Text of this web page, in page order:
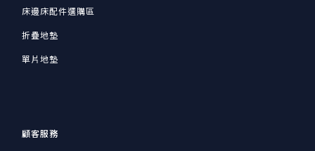
床邊床配件選購區
折疊地墊
單片地墊
顧客服務